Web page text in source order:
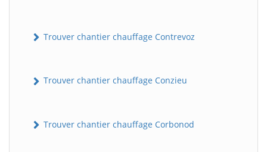
Trouver chantier chauffage Contrevoz
Trouver chantier chauffage Conzieu
Trouver chantier chauffage Corbonod
B Assistant en ligne